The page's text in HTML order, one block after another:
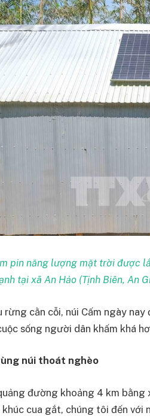
pin năng lượng mặt trời được
tại xã An Hảo (Tịnh Biên, An
rừng cằn cỗi, núi Cấm ngày
sống người dân khấm khá
núi thoát nghèo
đường khoảng 4 km bằng
cua gắt, chúng tôi đến với